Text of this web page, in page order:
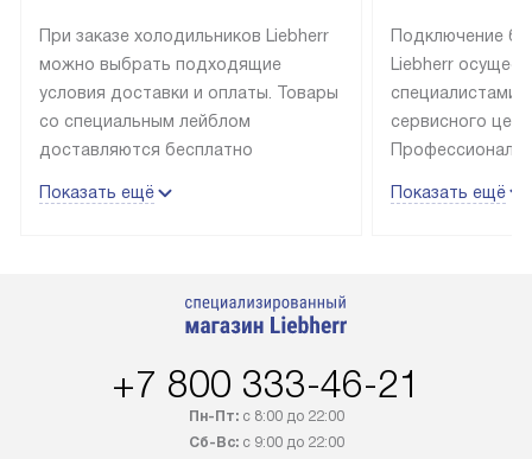
При заказе холодильников Liebherr
можно выбрать подходящие
условия доставки и оплаты. Товары
со специальным лейблом
доставляются бесплатно
до подъезда, выезд за МКАД
в течение трех дней. Доставка
регионы осуществляется через
транспортную компанию. После
100% предоплаты наша компания
Показать ещё
Подключение
Liebherr
специалистами
сервисного
эксплуатации
Стоимость
Показать ещё
+7 800 333-46-21
Пн-Пт:с 8:00 до 22:00
Сб-Вс:с 9:00 до 22:00